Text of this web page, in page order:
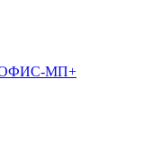
МП+